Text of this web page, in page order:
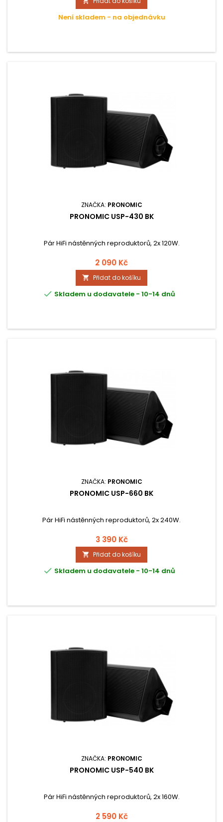
Není skladem - na objednávku
ZNAČKA: PRONOMIC
PRONOMIC USP-430 BK
Pár HiFi nástěnných reproduktorů, 2x 120W.
2 090 Kč
 Přidat do košíku
 Skladem u dodavatele - 10-14 dnů
ZNAČKA: PRONOMIC
PRONOMIC USP-660 BK
Pár HiFi nástěnných reproduktorů, 2x 240W.
3 390 Kč
 Přidat do košíku
 Skladem u dodavatele - 10-14 dnů
ZNAČKA: PRONOMIC
PRONOMIC USP-540 BK
Pár HiFi nástěnných reproduktorů, 2x 160W.
2 590 Kč